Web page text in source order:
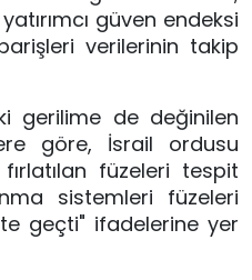
güven endeksi
verilerinin takip
gerilime de değinilen
göre, İsrail ordusu
füzeleri tespit
sistemleri füzeleri
geçti" ifadelerine yer